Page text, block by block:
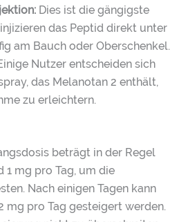
Dies ist die gängigste
das Peptid direkt unter
am Bauch oder Oberschenkel.
Nutzer entscheiden sich
das Melanotan 2 enthält,
zu erleichtern.
beträgt in der Regel
1 mg pro Tag, um die
Nach einigen Tagen kann
mg pro Tag gesteigert werden.